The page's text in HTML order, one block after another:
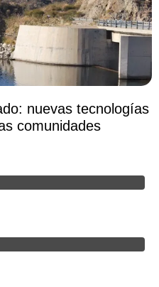
nuevas tecnologías
comunidades